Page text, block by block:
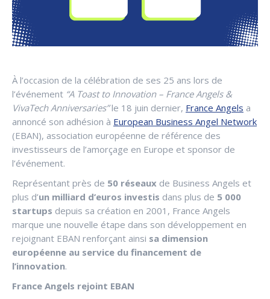
À l’occasion de la célébration de ses 25 ans lors de
l’événement “A Toast to Innovation – France Angels &
VivaTech Anniversaries”le 18 juin dernier, France Angels a
annoncé son adhésion à European Business Angel Network
(EBAN), association européenne de référence des
investisseurs de l’amorçage en Europe et sponsor de
l’événement.
Représentant près de 50 réseaux de Business Angels et
plus d’un milliard d’euros investis dans plus de 5 000
startups depuis sa création en 2001, France Angels
marque une nouvelle étape dans son développement en
rejoignant EBAN renforçant ainsi sa dimension
européenne au service du financement de
l’innovation.
France Angels rejoint EBAN